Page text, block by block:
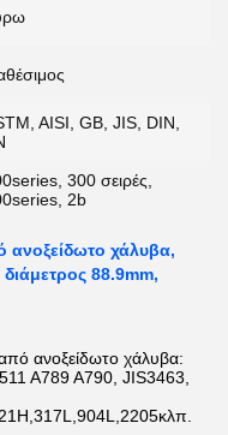
AISI, GB, JIS, DIN,
300 σειρές,
2b
χάλυβα,
88.9mm,
ανοξείδωτο χάλυβα:
A789 A790, JIS3463,